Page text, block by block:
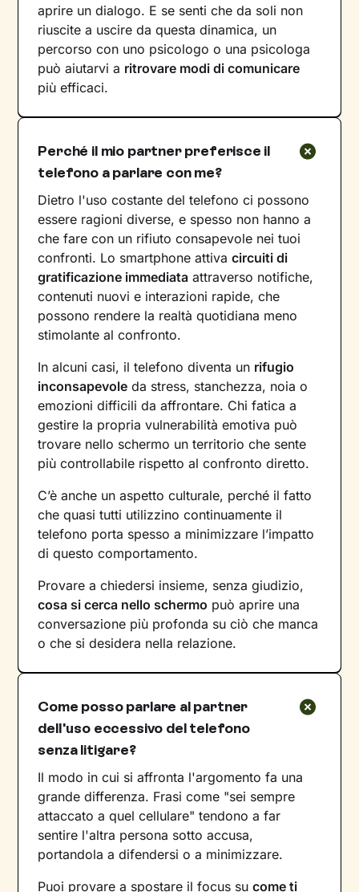
aprire un dialogo. E se senti che da soli non
riuscite a uscire da questa dinamica, un
percorso con uno psicologo o una psicologa
può aiutarvi a ritrovare modi di comunicare
più efficaci.
Perché il mio partner preferisce il
telefono a parlare con me?
Dietro l'uso costante del telefono ci possono
essere ragioni diverse, e spesso non hanno a
che fare con un rifiuto consapevole nei tuoi
confronti. Lo smartphone attivacircuiti di
gratificazione immediata attraverso notifiche,
contenuti nuovi e interazioni rapide, che
possono rendere la realtà quotidiana meno
stimolante al confronto.
In alcuni casi, il telefono diventa un rifugio
inconsapevole da stress, stanchezza, noia o
emozioni difficili da affrontare. Chi fatica a
gestire la propria vulnerabilità emotiva può
trovare nello schermo un territorio che sente
più controllabile rispetto al confronto diretto.
C’è anche un aspetto culturale, perché il fatto
che quasi tutti utilizzino continuamente il
telefono porta spesso a minimizzare l’impatto
di questo comportamento.
Provare a chiedersi insieme, senza giudizio,
cosa si cerca nello schermo può aprire una
conversazione più profonda su ciò che manca
o che si desidera nella relazione.
Come posso parlare al partner
dell'uso eccessivo del telefono
senza litigare?
Il modo in cui si affronta l'argomento fa una
grande differenza. Frasi come "sei sempre
attaccato a quel cellulare" tendono a far
sentire l'altra persona sotto accusa,
portandola a difendersi o a minimizzare.
Puoi provare a spostare il focus sucome ti